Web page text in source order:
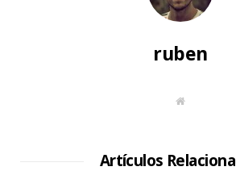
ruben
S
W
Artículos